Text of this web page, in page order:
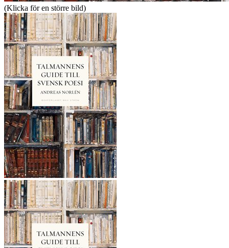
(Klicka för en större bild)